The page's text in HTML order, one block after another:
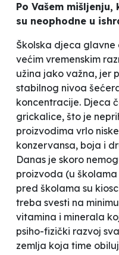
Po Vašem
su neophodne u
Školska djeca
većim vremenskim
užina jako važna, jer
stabilnog nivoa
koncentracije. Djeca
grickalice, što je
proizvodima vrlo
konzervansa, boja i
Danas je skoro
proizvoda (u
pred školama su
treba svesti na
vitamina i minerala
psiho-fizički razvoj
zemlja koja time